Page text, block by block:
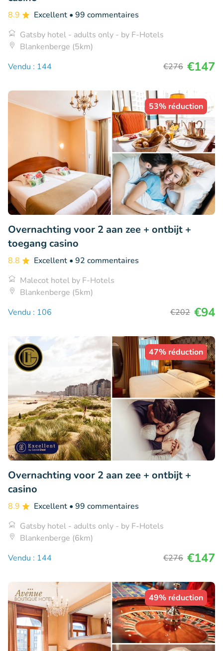
8.9 Excellent • 99 commentaires
Gatsby hotel - adults only - by F-Hotels
Blankenberge (5km)
Vendu : 144
€276 €147
53% réduction
Overnachting voor 2 aan zee + ontbijt +
toegang casino
8.8 Excellent • 92 commentaires
Malecot hotel by F-Hotels
Blankenberge (5km)
Vendu : 106
€202 €94
47% réduction
Overnachting voor 2 aan zee + ontbijt +
casino
8.9 Excellent • 99 commentaires
Gatsby hotel - adults only - by F-Hotels
Blankenberge (6km)
Vendu : 144
€276 €147
49% réduction